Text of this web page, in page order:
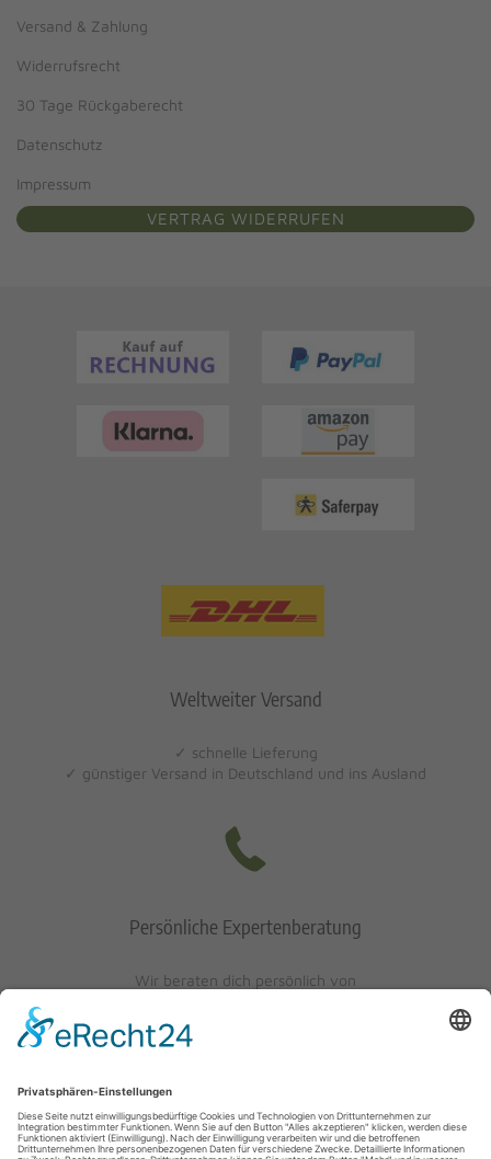
Versand & Zahlung
Widerrufsrecht
30 Tage Rückgaberecht
Datenschutz
Impressum
VERTRAG WIDERRUFEN
Weltweiter Versand
✓ schnelle Lieferung
✓ günstiger Versand in Deutschland und ins Ausland
Persönliche Expertenberatung
Wir beraten dich persönlich von
0621/405401-10